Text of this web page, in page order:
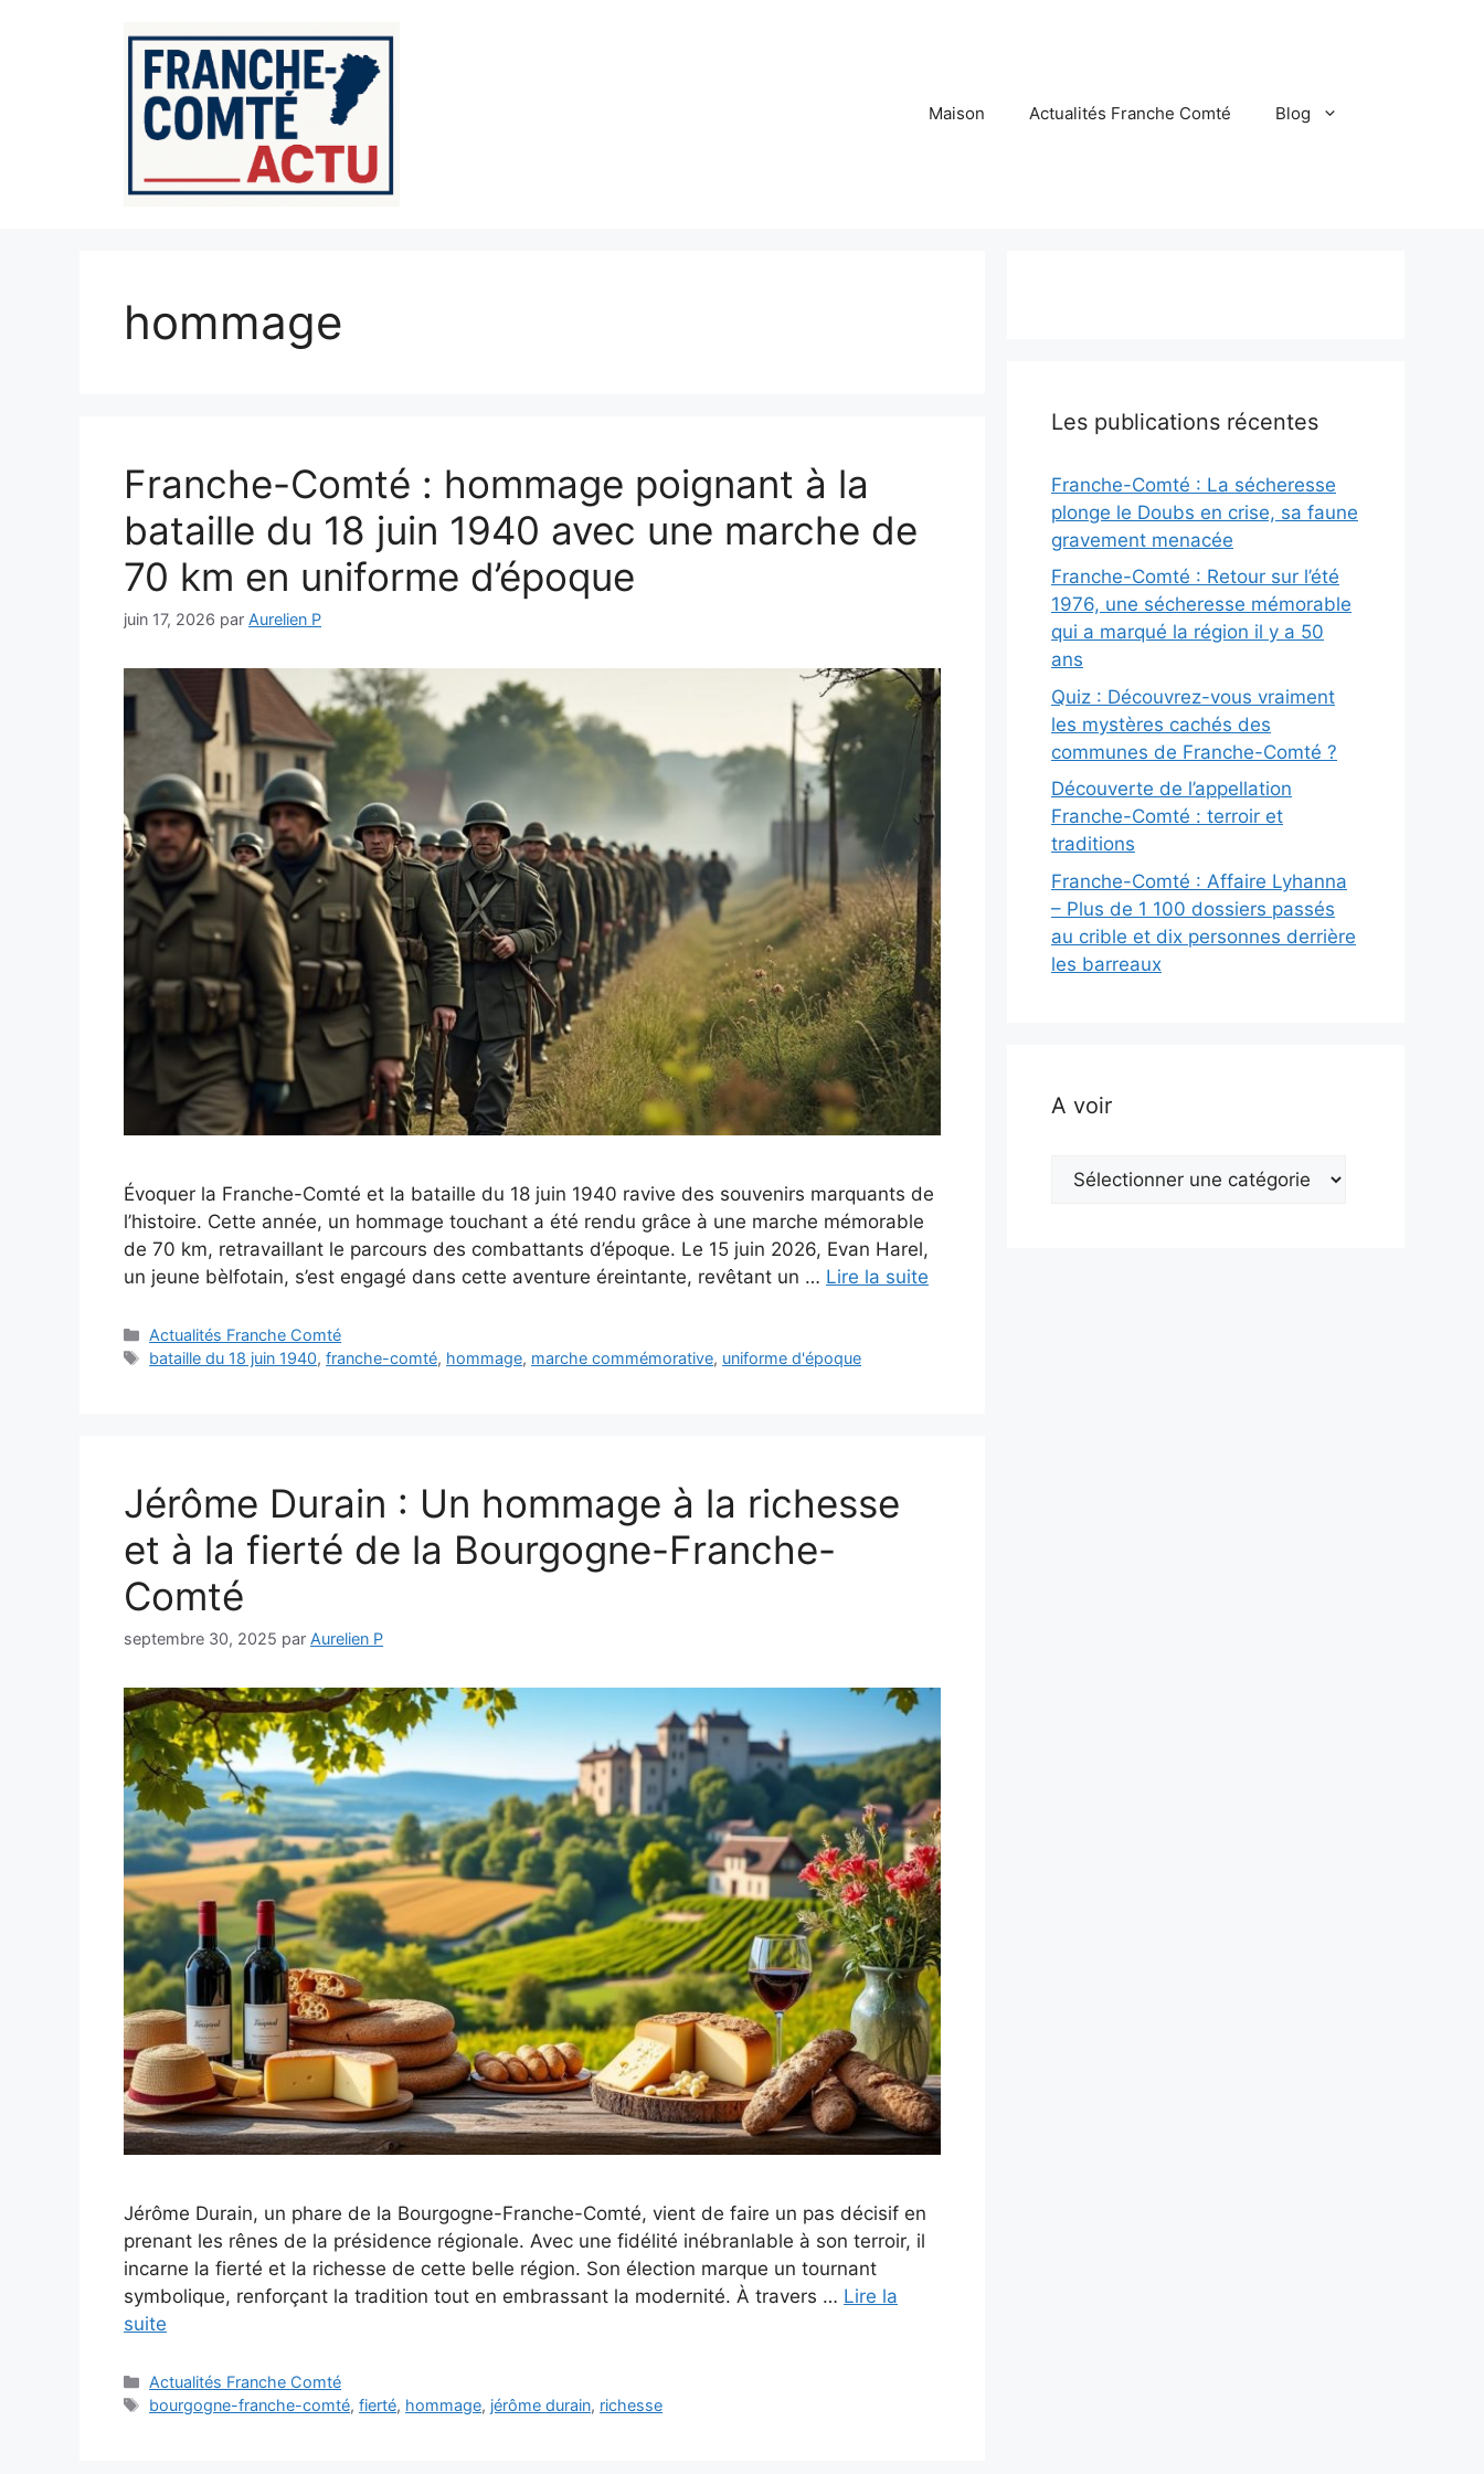
Maison Actualités Franche Comté Blog
hommage
Franche-Comté : hommage poignant à la
bataille du 18 juin 1940 avec une marche de
70 km en uniforme d’époque
juin 17, 2026 par Aurelien P
Évoquer la Franche-Comté et la bataille du 18 juin 1940 ravive des souvenirs marquants de
l’histoire. Cette année, un hommage touchant a été rendu grâce à une marche mémorable
de 70 km, retravaillant le parcours des combattants d’époque. Le 15 juin 2026, Evan Harel,
un jeune bèlfotain, s’est engagé dans cette aventure éreintante, revêtant un … Lire la suite
Catégories
Actualités Franche Comté
Étiquettes
bataille du 18 juin 1940,franche-comté, hommage, marche commémorative, uniforme d'époque
Jérôme Durain : Un hommage à la richesse
et à la fierté de la Bourgogne-Franche-
Comté
septembre 30, 2025 par Aurelien P
Jérôme Durain, un phare de la Bourgogne-Franche-Comté, vient de faire un pas décisif en
prenant les rênes de la présidence régionale. Avec une fidélité inébranlable à son terroir, il
incarne la fierté et la richesse de cette belle région. Son élection marque un tournant
symbolique, renforçant la tradition tout en embrassant la modernité. À travers … Lire la
suite
Catégories
Actualités Franche Comté
Étiquettes
bourgogne-franche-comté,fierté, hommage, jérôme durain, richesse
Les publications récentes
Franche-Comté : La sécheresse
plonge le Doubs en crise, sa faune
gravement menacée
Franche-Comté : Retour sur l’été
1976, une sécheresse mémorable
qui a marqué la région il y a 50
ans
Quiz : Découvrez-vous vraiment
les mystères cachés des
communes de Franche-Comté ?
Découverte de l’appellation
Franche-Comté : terroir et
traditions
Franche-Comté : Affaire Lyhanna
– Plus de 1 100 dossiers passés
au crible et dix personnes derrière
les barreaux
A voir
voir